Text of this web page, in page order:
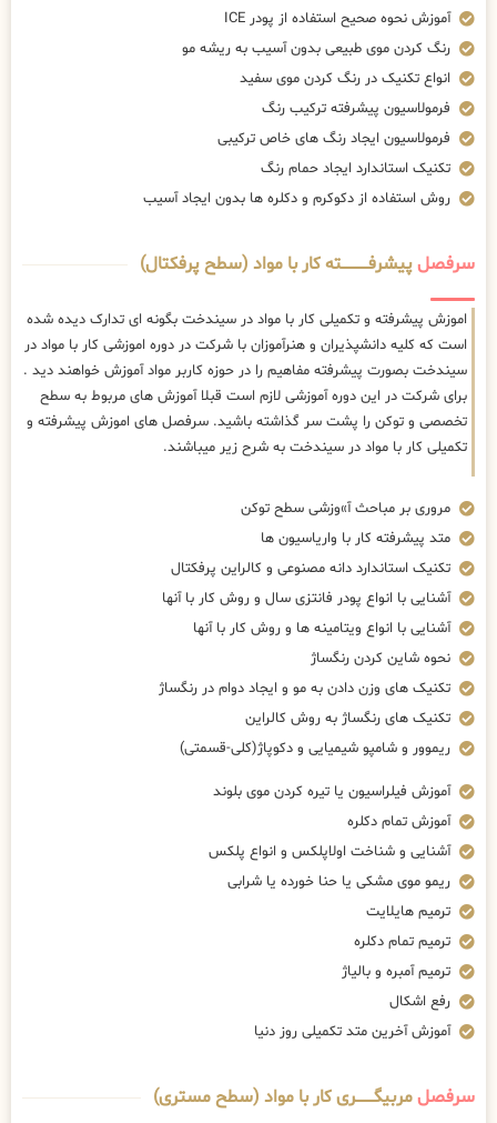
آموزش نحوه صحیح استفاده از پودر ICE
رنگ کردن موی طبیعی بدون آسیب به ریشه مو
انواع تکنیک در رنگ کردن موی سفید
فرمولاسیون پیشرفته ترکیب رنگ
فرمولاسیون ایجاد رنگ های خاص ترکیبی
تکنیک استاندارد ایجاد حمام رنگ
روش استفاده از دکوکرم و دکلره ها بدون ایجاد آسیب
سرفصلپیشرفــــــــــــته کار با مواد (سطح پرفکتال)
اموزش پیشرفته و تکمیلی کار با مواد در سیندخت بگونه ای تدارک دیده شده
است که کلیه دانشپذیران و هنرآموزان با شرکت در دوره اموزشی کار با مواد در
سیندخت بصورت پیشرفته مفاهیم را در حوزه کاربر مواد آموزش خواهند دید .
برای شرکت در این دوره آموزشی لازم است قبلا آموزش های مربوط به سطح
تخصصی و توکن را پشت سر گذاشته باشید. سرفصل های اموزش پیشرفته و
تکمیلی کار با مواد در سیندخت به شرح زیر میباشند.
مروری بر مباحث آ»وزشی سطح توکن
متد پیشرفته کار با واریاسیون ها
تکنیک استاندارد دانه مصنوعی و کالراین پرفکتال
آشنایی با انواع پودر فانتزی سال و روش کار با آنها
آشنایی با انواع ویتامینه ها و روش کار با آنها
نحوه شاین کردن رنگساژ
تکنیک های وزن دادن به مو و ایجاد دوام در رنگساژ
تکنیک های رنگساژ به روش کالراین
ریموور و شامپو شیمیایی و دکوپاژ(کلی-قسمتی)
آموزش فیلراسیون یا تیره کردن موی بلوند
آموزش تمام دکلره
آشنایی و شناخت اولاپلکس و انواع پلکس
ریمو موی مشکی یا حنا خورده یا شرابی
ترمیم هایلایت
ترمیم تمام دکلره
ترمیم آمبره و بالیاژ
رفع اشکال
آموزش آخرین متد تکمیلی روز دنیا
سرفصلمربیگــــــــری کار با مواد (سطح مستری)